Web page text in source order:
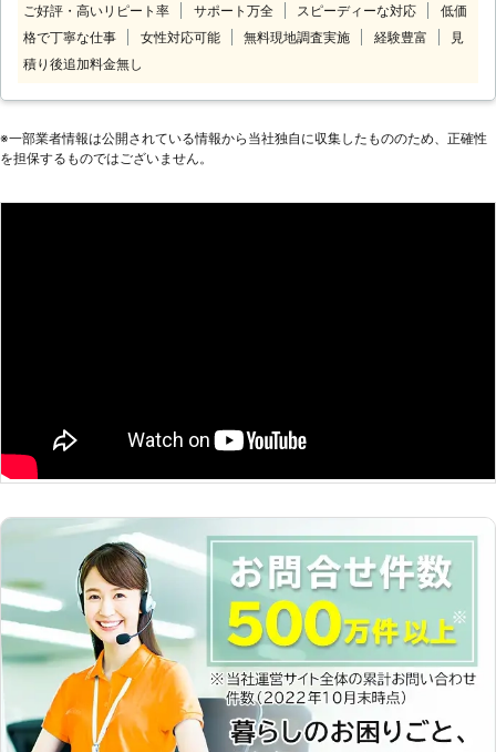
駐車場の雪かき、除雪から屋根の雪下
ろしまで承っています。多様に対応で
保だけお願い」といったご要望も承り
ます。 排雪もおこなっているため、
ックへの詰め込み、融雪機を使ってそ
ご好評・高いリピート率 サポート万全 スピーディーな対応
低価
格で丁寧な仕事
女性対応可能 無料現地調査実施 経験豊富
見
積り後追加料金無し
※⼀部業者情報は公開されている情報から当社独⾃に収集したもののため、正確性
を担保するものではございません。